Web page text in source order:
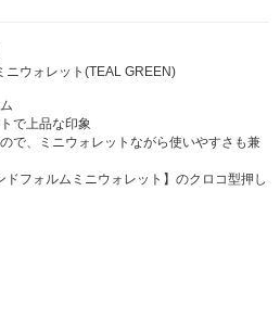
ニウォレット(TEAL GREEN)
で上品な印象
で、ミニウォレットながら使いやすさも兼
ドフォルムミニウォレット】のクロコ型押し